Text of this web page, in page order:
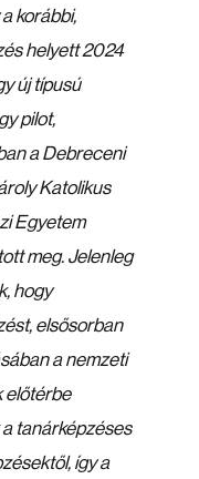
korábbi,
helyett 2024
új típusú
pilot,
a Debreceni
Katolikus
Egyetem
meg. Jelenleg
hogy
elsősorban
a nemzeti
előtérbe
tanárképzéses
így a